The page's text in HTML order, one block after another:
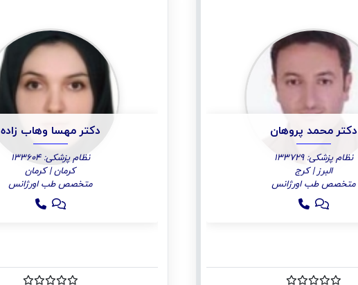
دکتر محمد پروهان
نظام پزشکی: 133729
البرز | کرج
متخصص طب اورژانس
دکتر مهسا وهاب زاده
نظام پزشکی: 133604
کرمان | کرمان
متخصص طب اورژانس